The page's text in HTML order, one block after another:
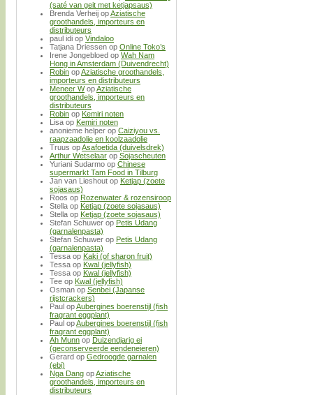
(saté van geit met ketjapsaus)
Brenda Verheij opAziatische
groothandels, importeurs en
distributeurs
paul idi op Vindaloo
Tatjana Driessen op Online Toko’s
Irene Jongebloed op Wah Nam
Hong in Amsterdam (Duivendrecht)
Robin opAziatische groothandels,
importeurs en distributeurs
Meneer WopAziatische
groothandels, importeurs en
distributeurs
Robin op Kemiri noten
Lisa op Kemiri noten
anonieme helper op Caiziyou vs.
raapzaadolie en koolzaadolie
Truus opAsafoetida (duivelsdrek)
Arthur Wetselaar op Sojascheuten
Yuriani Sudarmo op Chinese
supermarkt Tam Food in Tilburg
Jan van Lieshout op Ketjap (zoete
sojasaus)
Roos op Rozenwater & rozensiroop
Stella op Ketjap (zoete sojasaus)
Stella op Ketjap (zoete sojasaus)
Stefan Schuwer op Petis Udang
(garnalenpasta)
Stefan Schuwer op Petis Udang
(garnalenpasta)
Tessa op Kaki (of sharon fruit)
Tessa op Kwal (jellyfish)
Tessa op Kwal (jellyfish)
Tee op Kwal (jellyfish)
Osman op Senbei (Japanse
rijstcrackers)
Paul opAubergines boerenstijl (fish
fragrant eggplant)
Paul opAubergines boerenstijl (fish
fragrant eggplant)
Ah Munn op Duizendjarig ei
(geconserveerde eendeneieren)
Gerard op Gedroogde garnalen
(ebi)
Nga Dang opAziatische
groothandels, importeurs en
distributeurs